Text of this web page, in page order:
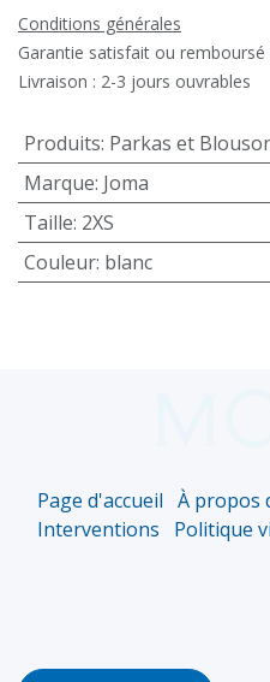
Conditions générales
Garantie satisfait ou
Livraison : 2-3 jours ouvrables
Produits: Parkas et
Marque: Joma
Taille: 2XS
Couleur: blanc
Page d'accueil À propos
Interventions
Politique